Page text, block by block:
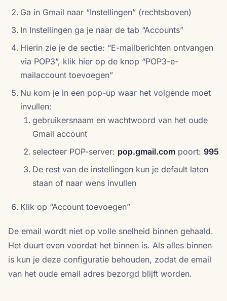
Ga in Gmail naar “Instellingen” (rechtsboven)
In Instellingen ga je naar de tab “Accounts”
Hierin zie je de sectie: “E-mailberichten ontvangen
via POP3”, klik hier op de knop “POP3-e-
mailaccount toevoegen”
Nu kom je in een pop-up waar het volgende moet
invullen:
gebruikersnaam en wachtwoord van het oude
Gmail account
selecteer POP-server: pop.gmail.com poort: 995
De rest van de instellingen kun je default laten
staan of naar wens invullen
Klik op “Account toevoegen”
De email wordt niet op volle snelheid binnen gehaald.
Het duurt even voordat het binnen is. Als alles binnen
is kun je deze configuratie behouden, zodat de email
van het oude email adres bezorgd blijft worden.